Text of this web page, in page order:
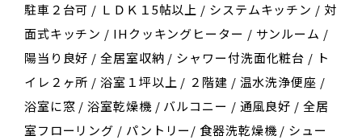
駐車２台可 / ＬＤＫ１5帖以上 / システムキッチン / 対
面式キッチン / IHクッキングヒーター / サンルーム /
陽当り良好 / 全居室収納 / シャワー付洗面化粧台 / ト
イレ２ヶ所 / 浴室１坪以上 / ２階建 / 温水洗浄便座 /
浴室に窓 / 浴室乾燥機 / バルコニー / 通風良好 / 全居
室フローリング / パントリー/ 食器洗乾燥機 / シュー